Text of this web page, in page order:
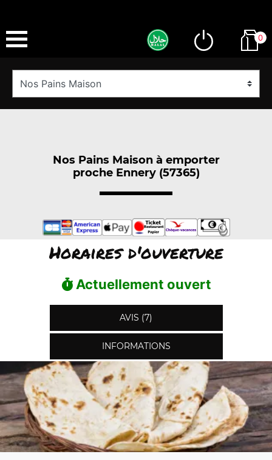
0
Nos Pains Maison à emporter
proche Ennery (57365)
Horaires d'ouverture
Actuellement ouvert
AVIS (7)
INFORMATIONS